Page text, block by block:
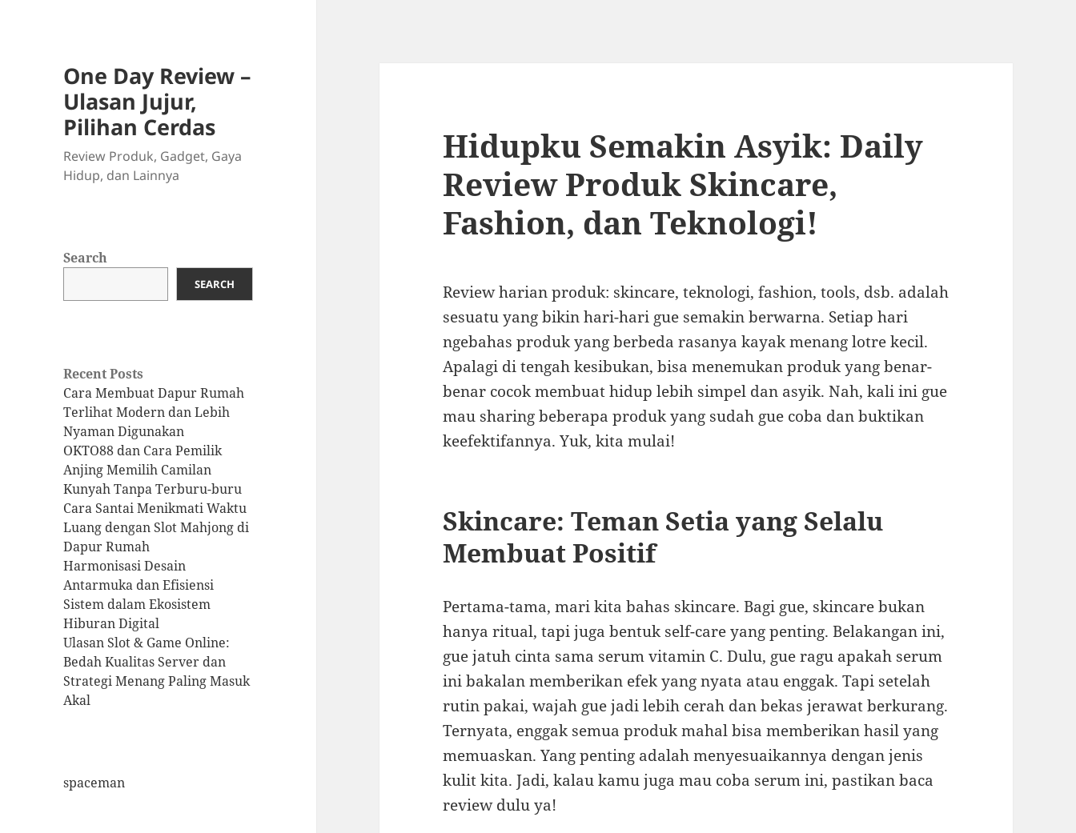
One Day Review –
Ulasan Jujur,
Pilihan Cerdas
Review Produk, Gadget, Gaya
Hidup, dan Lainnya
Search
SEARCH
Recent Posts
Cara Membuat Dapur Rumah
Terlihat Modern dan Lebih
Nyaman Digunakan
OKTO88 dan Cara Pemilik
Anjing Memilih Camilan
Kunyah Tanpa Terburu-buru
Cara Santai Menikmati Waktu
Luang dengan Slot Mahjong di
Dapur Rumah
Harmonisasi Desain
Antarmuka dan Efisiensi
Sistem dalam Ekosistem
Hiburan Digital
Ulasan Slot & Game Online:
Bedah Kualitas Server dan
Strategi Menang Paling Masuk
Akal
spaceman
Hidupku Semakin Asyik: Daily
Review Produk Skincare,
Fashion, dan Teknologi!
Review harian produk: skincare, teknologi, fashion, tools, dsb. adalah
sesuatu yang bikin hari-hari gue semakin berwarna. Setiap hari
ngebahas produk yang berbeda rasanya kayak menang lotre kecil.
Apalagi di tengah kesibukan, bisa menemukan produk yang benar-
benar cocok membuat hidup lebih simpel dan asyik. Nah, kali ini gue
mau sharing beberapa produk yang sudah gue coba dan buktikan
keefektifannya. Yuk, kita mulai!
Skincare: Teman Setia yang Selalu
Membuat Positif
Pertama-tama, mari kita bahas skincare. Bagi gue, skincare bukan
hanya ritual, tapi juga bentuk self-care yang penting. Belakangan ini,
gue jatuh cinta sama serum vitamin C. Dulu, gue ragu apakah serum
ini bakalan memberikan efek yang nyata atau enggak. Tapi setelah
rutin pakai, wajah gue jadi lebih cerah dan bekas jerawat berkurang.
Ternyata, enggak semua produk mahal bisa memberikan hasil yang
memuaskan. Yang penting adalah menyesuaikannya dengan jenis
kulit kita. Jadi, kalau kamu juga mau coba serum ini, pastikan baca
review dulu ya!